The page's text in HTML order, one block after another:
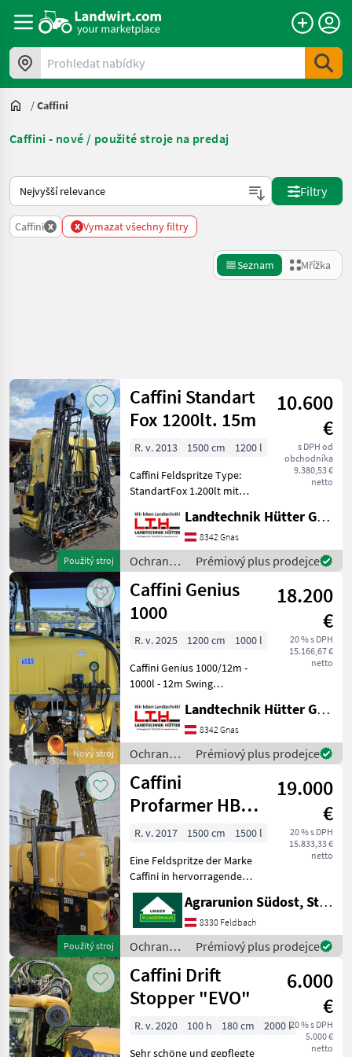
Prohledat nabídky
/Caffini
Caffini - nové / použité stroje na predaj
Takto se řadí nabídky na Landwirt.com
Filtry
Caffini x x Vymazat všechny filtry
Seznam Mřížka
Kategorie 1 Země Filtry
AKTUÁLNÍ
CESTA
Caffini
VYBRAT
KATEGORII
poľnohospodárska technika
23
MARKETPLACE
Marketplace
Nabídky
prodejců
Inzeráty
Obnovit
Zobrazit
23
výsledků
Použitý stroj
Caffini Standart
Fox 1200lt. 15m
10.600
€
s DPH od
obchodníka
9.380,53 €
netto
R. v. 2013 1500 cm
1200 l
Caffini Feldspritze Type:
StandartFox 1.200lt mit
2013 Dreifach Düsenkopf,
Schaummarkierer,
Computer mit KM/H
Steuerung und 5
Teilbreitenventi
Landtechnik Hütter GmbH & Co KG
8342 Gnas
Ochrana
rastlín /
Caffini
Prémiový plus prodejce
Nový stroj
Caffini Genius
1000
18.200
€
20 % s DPH
15.166,67 €
netto
R. v. 2025 1200 cm
1000 l
Caffini Genius 1000/12m -
1000l - 12m Swing
Pumpe 150l/min - 3-Fach
Düsenkopf -
Einspülschleuse Smart mit
Kanisterreinigung - 7
Landtechnik Hütter GmbH & Co KG
8342 Gnas
Ochrana
rastlín /
Caffini
Prémiový plus prodejce
Použitý stroj
Caffini
Profarmer HBS
1500
19.000
€
20 % s DPH
15.833,33 €
netto
R. v. 2017 1500 cm
1500 l
Eine Feldspritze der Marke
Caffini in hervorragendem
Zustand steht zum
Verkauf!! Caffini Pro Farmer
HBS 1.500lt. 15m Treejet
Epoxystaub lackierter
Ramen Hydr
Agrarunion Südost, Standort Gniebing
8330 Feldbach
Ochrana
rastlín /
Caffini
Prémiový plus prodejce
Caffini Drift
Stopper "EVO"
6.000
€
20 % s DPH
5.000 €
netto
R. v. 2020 100 h 180 cm
2000 l
Sehr schöne und gepflegte